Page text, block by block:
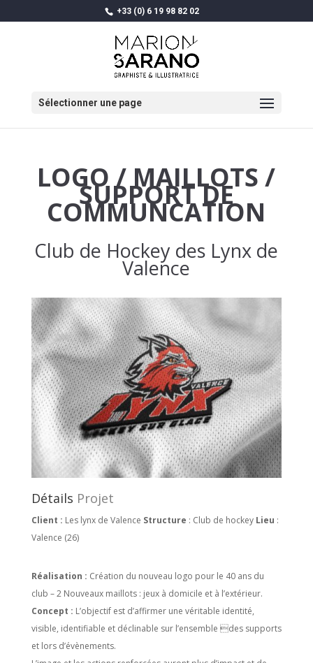
+33 (0) 6 19 98 82 02
Sélectionner une page
LOGO / MAILLOTS /
SUPPORT DE
COMMUNCATION
Club de Hockey des Lynx de
Valence
Détails Projet
Client : Les lynx de Valence Structure : Club de hockey Lieu :
Valence (26)
Réalisation : Création du nouveau logo pour le 40 ans du
club – 2 Nouveaux maillots : jeux à domicile et à l’extérieur.
Concept : L’objectif est d’affirmer une véritable identité,
visible, identifiable et déclinable sur l’ensemble des supports
et lors d’évènements.